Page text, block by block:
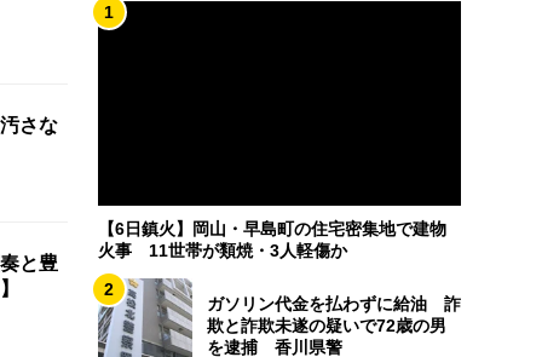
さな
と豊
1
【6日鎮火】岡山・早島町の住宅密集地で建物
火事 11世帯が類焼・3人軽傷か
2
ガソリン代金を払わずに給油 詐
欺と詐欺未遂の疑いで72歳の男
を逮捕 香川県警